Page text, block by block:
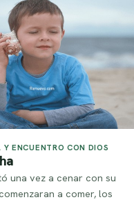
ENCUENTRO CON DIOS
una vez a cenar con su
a comer, los